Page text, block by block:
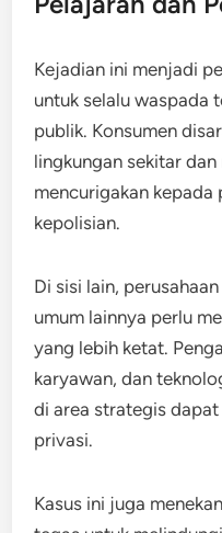
Kejadian ini menjadi
untuk selalu waspada
publik. Konsumen
lingkungan sekitar
mencurigakan
kepolisian.
Di sisi lain,
umum lainnya perlu
yang lebih ketat.
karyawan, dan
di area strategis
privasi.
Kasus ini juga